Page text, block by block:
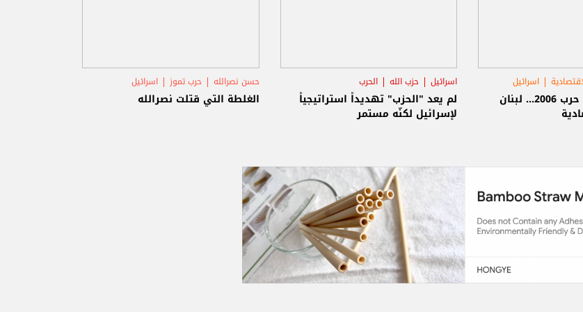
اسرائيل
الخسائر تجاوزت حرب 2006... لبنان
اسرائيل حزب الله الحرب
لم يعد "الحزب" تهديداً استراتيجياً
لإسرائيل لكنّه مستمر
حسن نصرالله حرب تموز اسرائيل
الغلطة التي قتلت نصرالله